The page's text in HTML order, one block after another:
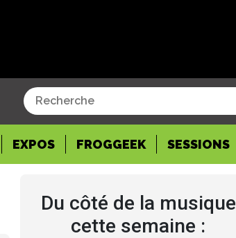
EXPOS FROGGEEK SESSIONS
Du côté de la musique
cette semaine :